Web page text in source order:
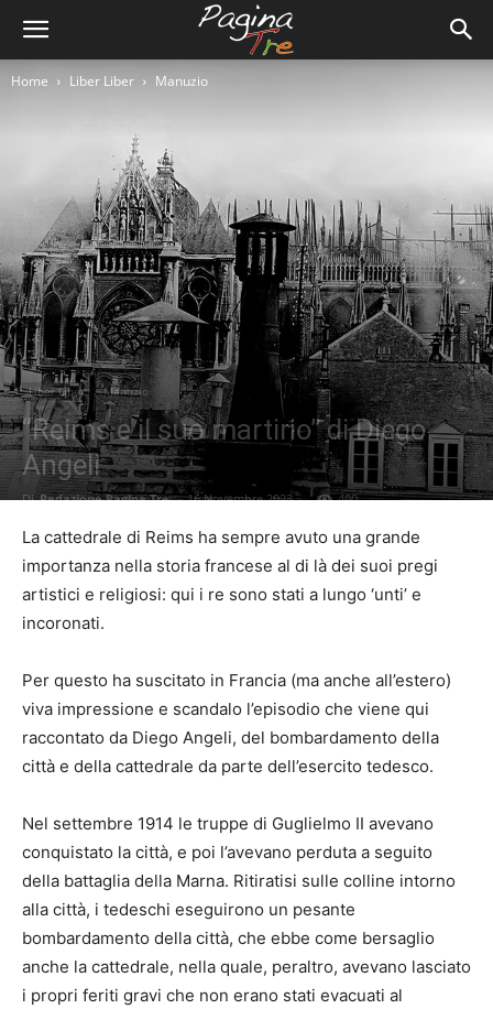
Home Liber Liber Manuzio
Liber Liber Manuzio
“Reims e il suo martirio” di Diego
Angeli
Di Redazione Pagina Tre - 16 Novembre 2023 400
La cattedrale di Reims ha sempre avuto una grande
importanza nella storia francese al di là dei suoi pregi
artistici e religiosi: qui i re sono stati a lungo ‘unti’ e
incoronati.
Per questo ha suscitato in Francia (ma anche all’estero)
viva impressione e scandalo l’episodio che viene qui
raccontato da Diego Angeli, del bombardamento della
città e della cattedrale da parte dell’esercito tedesco.
Nel settembre 1914 le truppe di Guglielmo II avevano
conquistato la città, e poi l’avevano perduta a seguito
della battaglia della Marna. Ritiratisi sulle colline intorno
alla città, i tedeschi eseguirono un pesante
bombardamento della città, che ebbe come bersaglio
anche la cattedrale, nella quale, peraltro, avevano lasciato
i propri feriti gravi che non erano stati evacuati al